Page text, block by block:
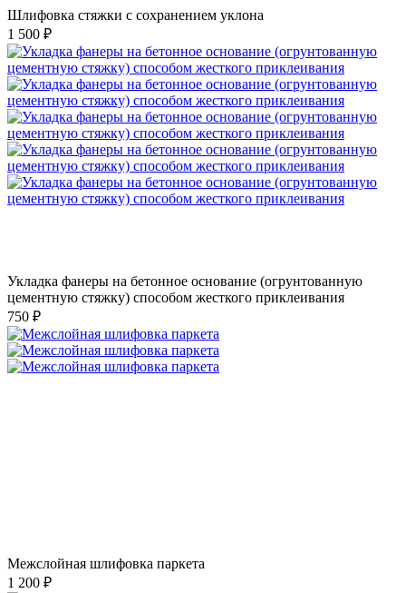
Шлифовка стяжки с сохранением уклона
1 500 ₽
Укладка фанеры на бетонное основание (огрунтованную
цементную стяжку) способом жесткого приклеивания
750 ₽
Межслойная шлифовка паркета
1 200 ₽